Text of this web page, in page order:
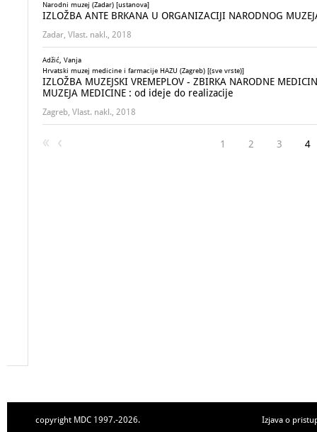
Narodni muzej (Zadar) [ustanova]
IZLOŽBA ANTE BRKANA U ORGANIZACIJI NARODNOG
Zadar, Vlast. nakl., 2018
Adžić, Vanja
Hrvatski muzej medicine i farmacije HAZU (Zagreb) [(sve vrste)]
IZLOŽBA MUZEJSKI VREMEPLOV - ZBIRKA NARODNE
MUZEJA MEDICINE : od ideje do realizacije
Zagreb, Vlast. nakl., 2018
1 2 3 4
copyright MDC 1997.-2026. Izjava o